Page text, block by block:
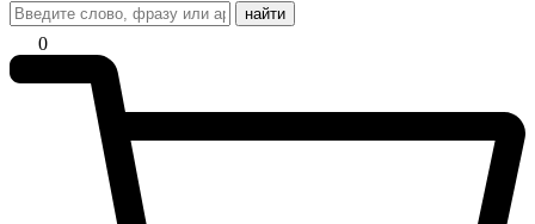
найти
0